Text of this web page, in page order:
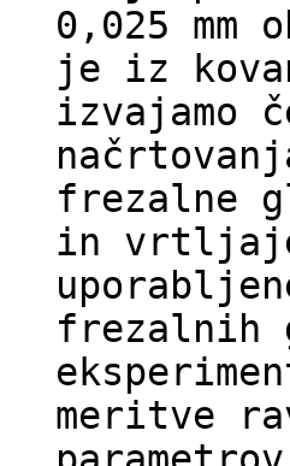
0,025
je iz
izvajamo
frezalne
in
frezalnih
meritve